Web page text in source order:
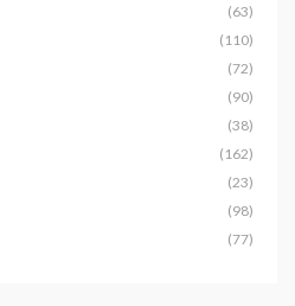
(63)
(110)
(72)
(90)
(38)
(162)
(23)
(98)
(77)